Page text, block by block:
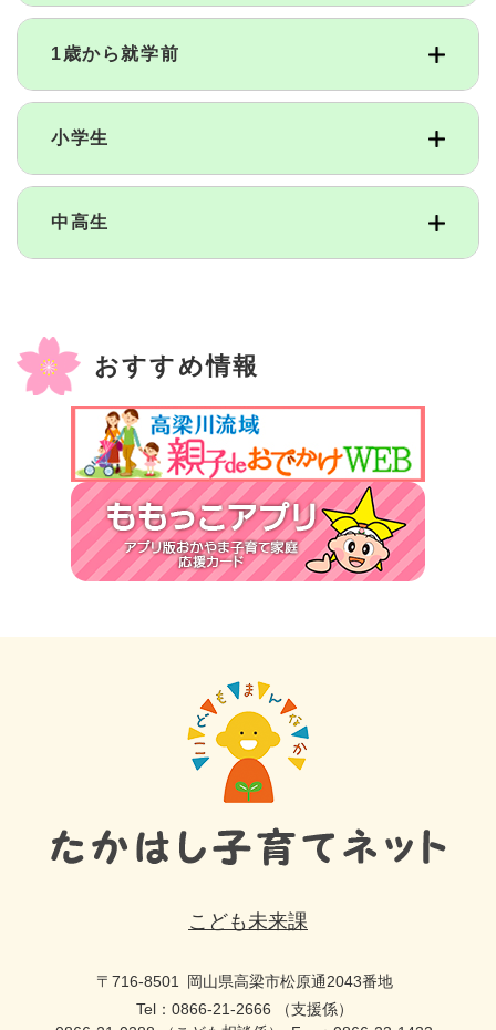
1歳から就学前
小学生
中高生
おすすめ情報
こども未来課
〒716-8501
岡山県高梁市松原通2043番地
Tel：0866-21-2666 （支援係）